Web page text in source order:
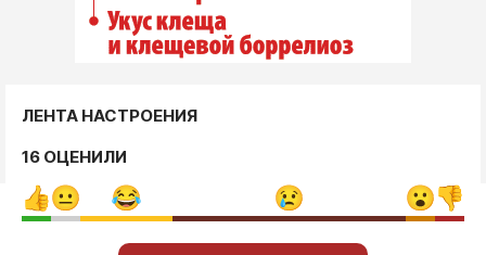
ЛЕНТА НАСТРОЕНИЯ
16 ОЦЕНИЛИ